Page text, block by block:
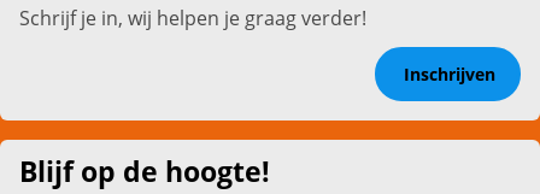
Schrijf je in, wij helpen je graag verder!
Inschrijven
Blijf op de hoogte!